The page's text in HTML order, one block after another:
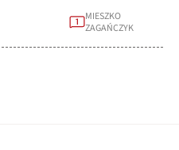
1
MIESZKO
ZAGAŃCZYK